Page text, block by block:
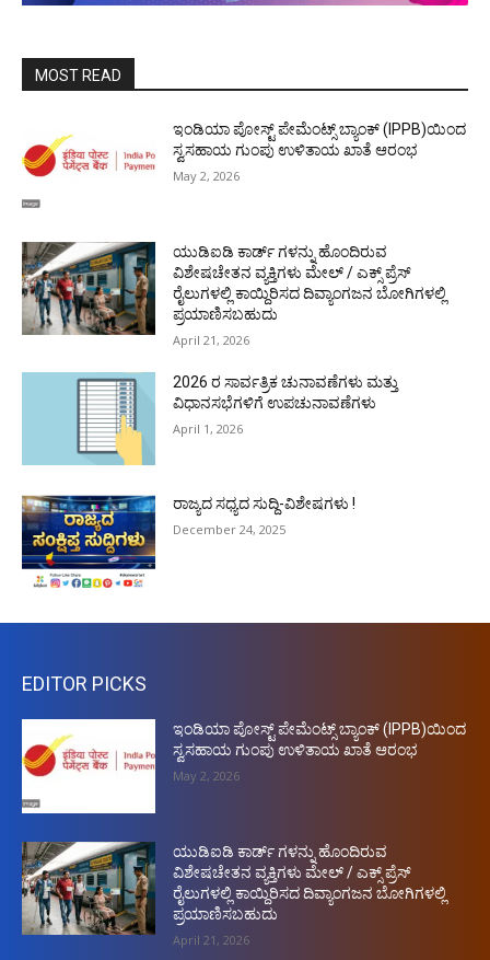
MOST READ
ಇಂಡಿಯಾ ಪೋಸ್ಟ್ ಪೇಮೆಂಟ್ಸ್ ಬ್ಯಾಂಕ್ (IPPB)ಯಿಂದ
ಸ್ವಸಹಾಯ ಗುಂಪು ಉಳಿತಾಯ ಖಾತೆ ಆರಂಭ
May 2, 2026
ಯುಡಿಐಡಿ ಕಾರ್ಡ್ ಗಳನ್ನು ಹೊಂದಿರುವ
ವಿಶೇಷಚೇತನ ವ್ಯಕ್ತಿಗಳು ಮೇಲ್ / ಎಕ್ಸ್ ಪ್ರೆಸ್
ರೈಲುಗಳಲ್ಲಿ ಕಾಯ್ದಿರಿಸದ ದಿವ್ಯಾಂಗಜನ ಬೋಗಿಗಳಲ್ಲಿ
ಪ್ರಯಾಣಿಸಬಹುದು
April 21, 2026
2026 ರ ಸಾರ್ವತ್ರಿಕ ಚುನಾವಣೆಗಳು ಮತ್ತು
ವಿಧಾನಸಭೆಗಳಿಗೆ ಉಪಚುನಾವಣೆಗಳು
April 1, 2026
ರಾಜ್ಯದ ಸಧ್ಯದ ಸುದ್ದಿ-ವಿಶೇಷಗಳು !
December 24, 2025
EDITOR PICKS
ಇಂಡಿಯಾ ಪೋಸ್ಟ್ ಪೇಮೆಂಟ್ಸ್ ಬ್ಯಾಂಕ್ (IPPB)ಯಿಂದ
ಸ್ವಸಹಾಯ ಗುಂಪು ಉಳಿತಾಯ ಖಾತೆ ಆರಂಭ
May 2, 2026
ಯುಡಿಐಡಿ ಕಾರ್ಡ್ ಗಳನ್ನು ಹೊಂದಿರುವ
ವಿಶೇಷಚೇತನ ವ್ಯಕ್ತಿಗಳು ಮೇಲ್ / ಎಕ್ಸ್ ಪ್ರೆಸ್
ರೈಲುಗಳಲ್ಲಿ ಕಾಯ್ದಿರಿಸದ ದಿವ್ಯಾಂಗಜನ ಬೋಗಿಗಳಲ್ಲಿ
ಪ್ರಯಾಣಿಸಬಹುದು
April 21, 2026